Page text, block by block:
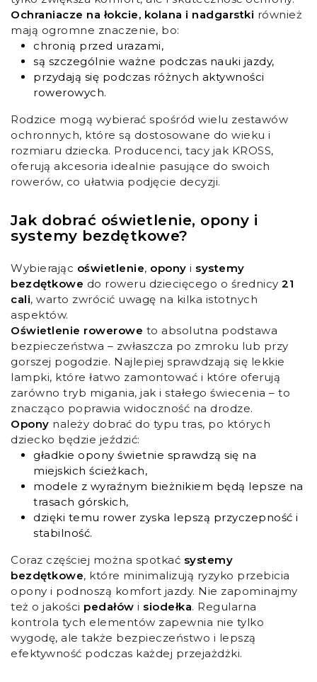
Ochraniacze na łokcie, kolana i nadgarstki również
mają ogromne znaczenie, bo:
chronią przed urazami,
są szczególnie ważne podczas nauki jazdy,
przydają się podczas różnych aktywności
rowerowych.
Rodzice mogą wybierać spośród wielu zestawów
ochronnych, które są dostosowane do wieku i
rozmiaru dziecka. Producenci, tacy jak KROSS,
oferują akcesoria idealnie pasujące do swoich
rowerów, co ułatwia podjęcie decyzji.
Jak dobrać oświetlenie, opony i
systemy bezdętkowe?
Wybierając oświetlenie, opony i systemy
bezdętkowe do roweru dziecięcego o średnicy 21
cali, warto zwrócić uwagę na kilka istotnych
aspektów.
Oświetlenie rowerowe to absolutna podstawa
bezpieczeństwa – zwłaszcza po zmroku lub przy
gorszej pogodzie. Najlepiej sprawdzają się lekkie
lampki, które łatwo zamontować i które oferują
zarówno tryb migania, jak i stałego świecenia – to
znacząco poprawia widoczność na drodze.
Opony należy dobrać do typu tras, po których
dziecko będzie jeździć:
gładkie opony świetnie sprawdzą się na
miejskich ścieżkach,
modele z wyraźnym bieżnikiem będą lepsze na
trasach górskich,
dzięki temu rower zyska lepszą przyczepność i
stabilność.
Coraz częściej można spotkać systemy
bezdętkowe, które minimalizują ryzyko przebicia
opony i podnoszą komfort jazdy. Nie zapominajmy
też o jakości pedałów i siodełka. Regularna
kontrola tych elementów zapewnia nie tylko
wygodę, ale także bezpieczeństwo i lepszą
efektywność podczas każdej przejażdżki.